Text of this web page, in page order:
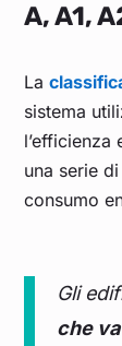
A, A1,
La
sistema
una serie
consumo
Gli
che